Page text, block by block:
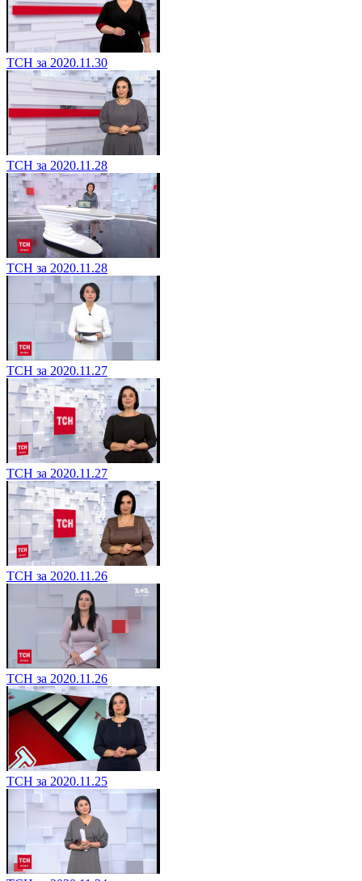
ТСН за 2020.11.30
ТСН за 2020.11.28
ТСН за 2020.11.28
ТСН за 2020.11.27
ТСН за 2020.11.27
ТСН за 2020.11.26
ТСН за 2020.11.26
ТСН за 2020.11.25